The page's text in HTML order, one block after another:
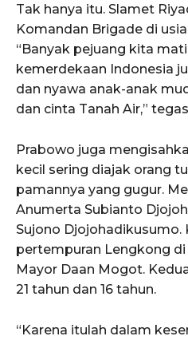
Tak hanya itu. Slamet
Komandan Brigade di
“Banyak pejuang kita
kemerdekaan Indonesia
dan nyawa anak-anak
dan cinta Tanah Air,”
Prabowo juga
kecil sering diajak orang
pamannya yang gugur.
Anumerta Subianto
Sujono Djojohadikusumo.
pertempuran Lengkong
Mayor Daan Mogot.
21 tahun dan 16 tahun.
“Karena itulah dalam